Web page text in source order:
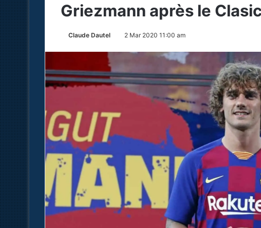
Griezmann après le
Claude Dautel 2 Mar 2020 11:00 am